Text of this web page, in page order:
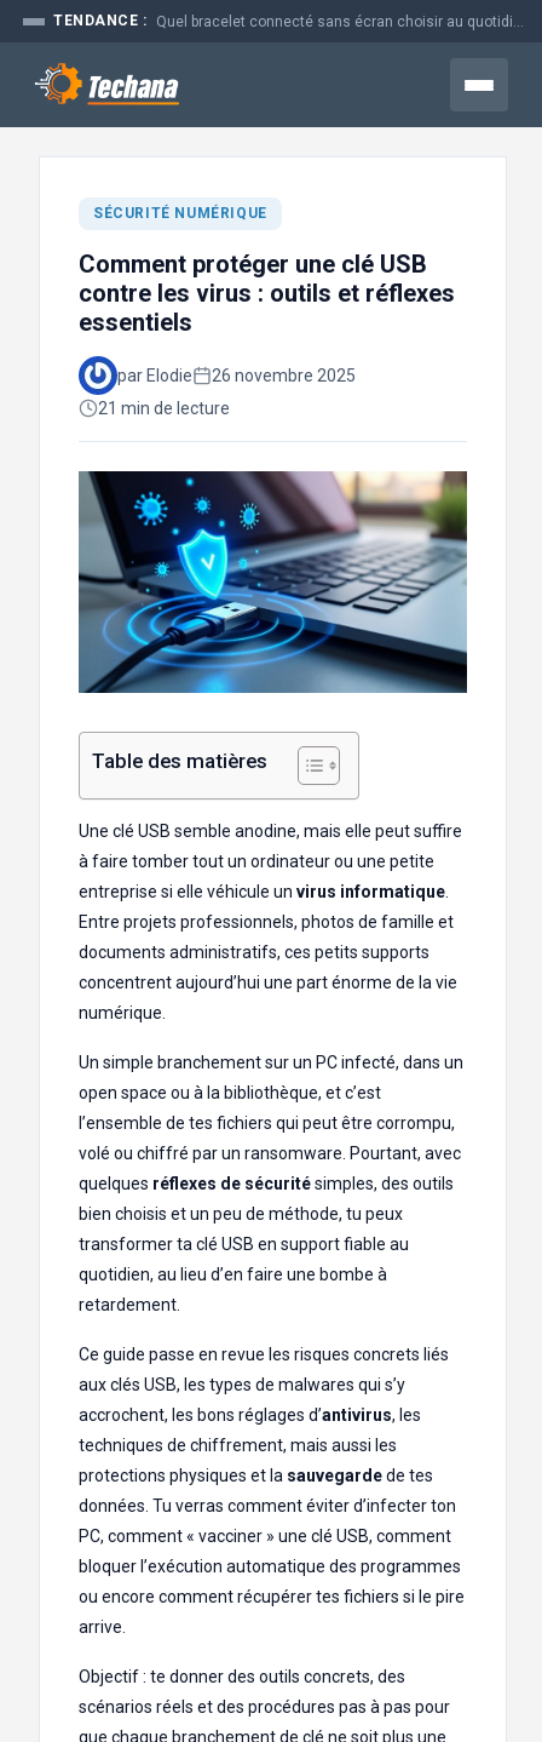
Aller
contenu
TENDANCE :
Menu
SÉCURITÉ NUMÉRIQUE
Comment protéger une clé USB
contre les virus : outils et réflexes
essentiels
par Elodie
26 novembre 2025
21 min de lecture
Table des matières
Une clé USB semble anodine, mais elle peut suffire
à faire tomber tout un ordinateur ou une petite
entreprise si elle véhicule un virus informatique.
Entre projets professionnels, photos de famille et
documents administratifs, ces petits supports
concentrent aujourd’hui une part énorme de la vie
numérique.
Un simple branchement sur un PC infecté, dans un
open space ou à la bibliothèque, et c’est
l’ensemble de tes fichiers qui peut être corrompu,
volé ou chiffré par un ransomware. Pourtant, avec
quelques réflexes de sécuritésimples, des outils
bien choisis et un peu de méthode, tu peux
transformer ta clé USB en support fiable au
quotidien, au lieu d’en faire une bombe à
retardement.
Ce guide passe en revue les risques concrets liés
aux clés USB, les types de malwares qui s’y
accrochent, les bons réglages d’antivirus, les
techniques de chiffrement, mais aussi les
protections physiques et la sauvegardede tes
données. Tu verras comment éviter d’infecter ton
PC, comment « vacciner » une clé USB, comment
bloquer l’exécution automatique des programmes
ou encore comment récupérer tes fichiers si le pire
arrive.
Objectif : te donner des outils concrets, des
scénarios réels et des procédures pas à pas pour
que chaque branchement de clé ne soit plus une